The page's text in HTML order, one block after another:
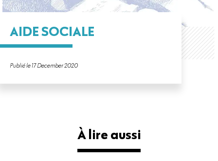
AIDE SOCIALE
Publié le 17 December 2020
À lire aussi